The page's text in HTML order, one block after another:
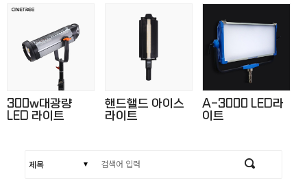
300w대광량
LED 라이트
핸드핼드 아이스
라이트
A-3000 LED라
이트